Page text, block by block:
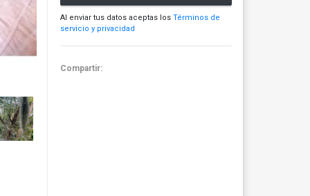
Al enviar tus datos aceptas los Términos de
servicio y privacidad
Compartir: